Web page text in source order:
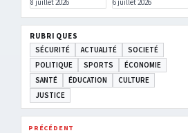
8 juillet 2026 6 juillet 2026
RUBRIQUES
SÉCURITÉ
ACTUALITÉ
SOCIETÉ
POLITIQUE
SPORTS
ÉCONOMIE
SANTÉ
ÉDUCATION
CULTURE
JUSTICE
PRÉCÉDENT